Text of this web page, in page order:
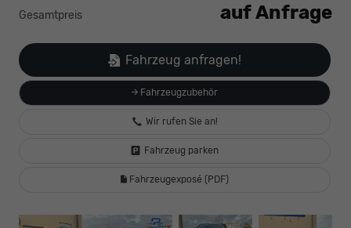
Gesamtpreis auf Anfrage
Fahrzeugzubehör
Fahrzeug anfragen!
Wir rufen Sie an!
Fahrzeug parken
Fahrzeugexposé (PDF)